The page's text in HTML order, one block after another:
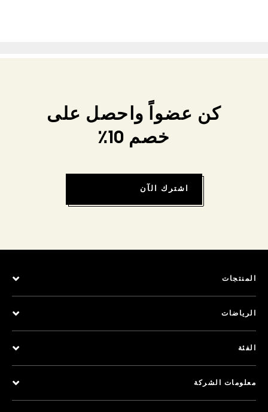
كن عضواً واحصل على
خصم 10٪
اشترك الآن
المنتجات
الرياضات
الفئة
معلومات الشركة